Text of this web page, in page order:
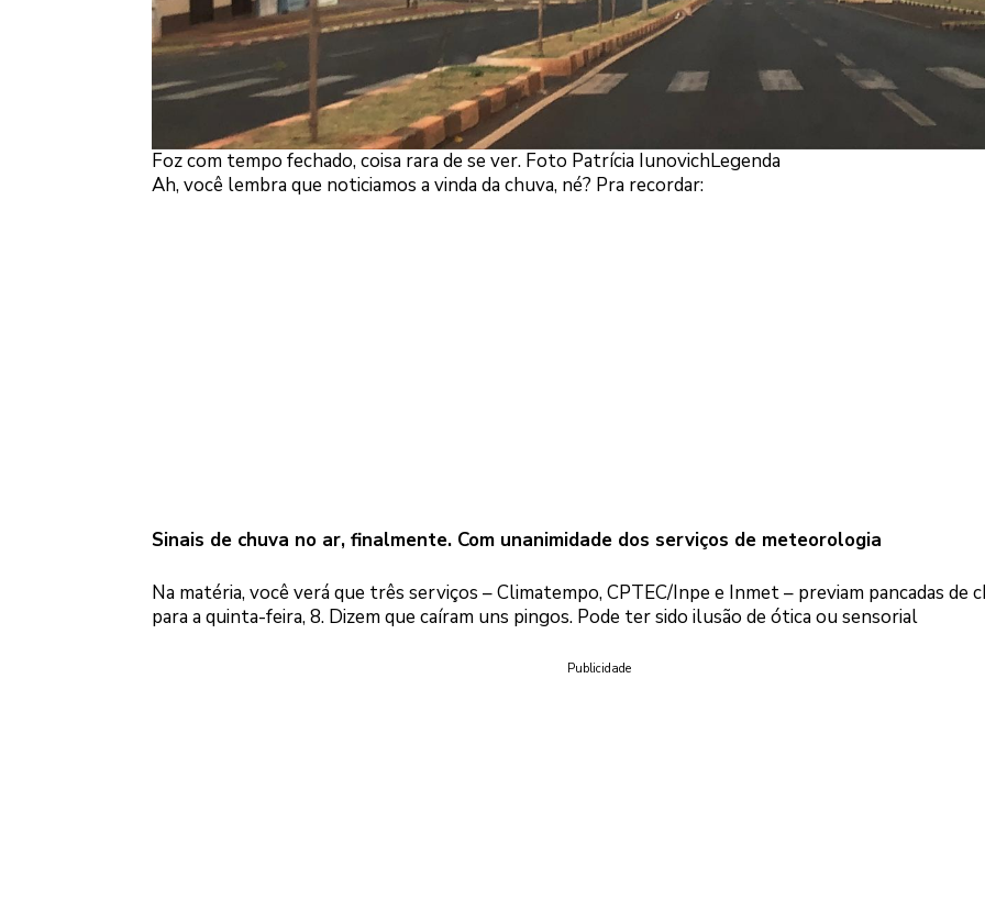
Foz com tempo fechado, coisa rara de se ver. Foto Patrícia IunovichLegenda
Ah, você lembra que noticiamos a vinda da chuva, né? Pra recordar:
Sinais de chuva no ar, finalmente. Com unanimidade dos serviços de meteorologia
Na matéria, você verá que três serviços – Climatempo, CPTEC/Inpe e Inmet – previam pancadas de
para a quinta-feira, 8. Dizem que caíram uns pingos. Pode ter sido ilusão de ótica ou sensorial
Publicidade